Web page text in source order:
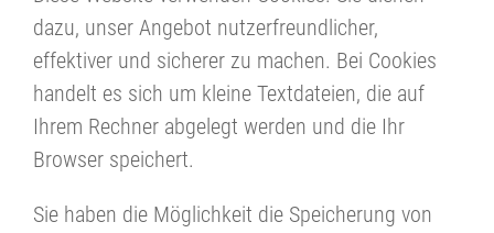
dazu, unser Angebot nutzerfreundlicher,
effektiver und sicherer zu machen. Bei Cookies
handelt es sich um kleine Textdateien, die auf
Ihrem Rechner abgelegt werden und die Ihr
Browser speichert.
Sie haben die Möglichkeit die Speicherung von